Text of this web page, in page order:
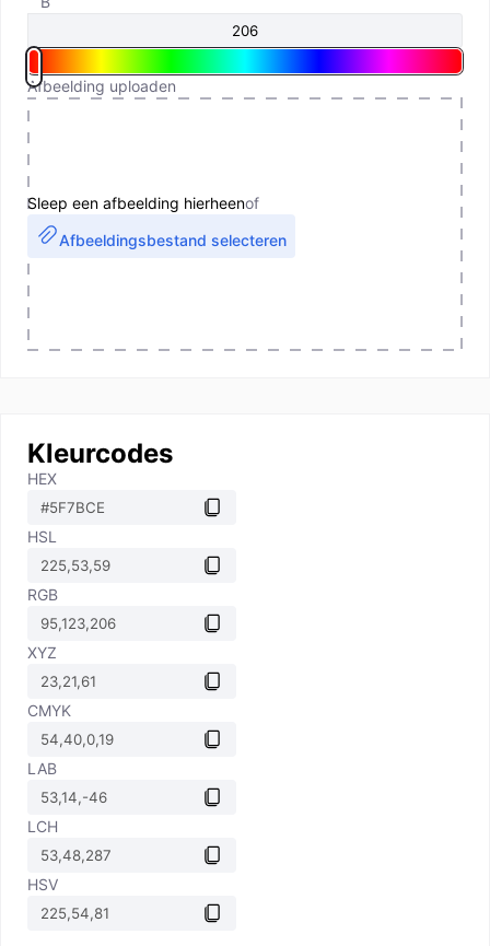
Afbeelding uploaden
Sleep een afbeelding hierheenof
Afbeeldingsbestand selecteren
Kleurcodes
HEX
HSL
RGB
XYZ
CMYK
LAB
LCH
HSV